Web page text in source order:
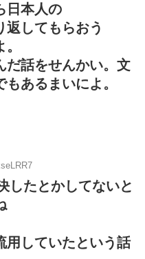
日本人の
返してもらおう
だ話をせんかい。文
あるまいによ。
したとかしてないと
用していたという話